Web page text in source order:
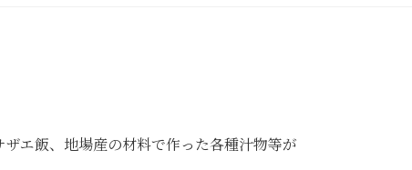
エ飯、地場産の材料で作った各種汁物等が